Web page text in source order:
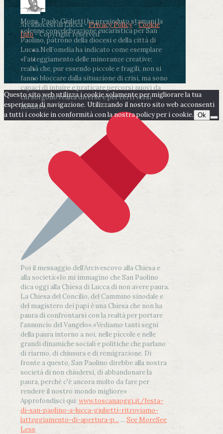
Mons. Paolo Giulietti ha presieduto stamani la
solenne concelebrazione eucaristica per San
Paolino, patrono della diocesi e della città di
Lucca.Nell’omelia ha indicato come esemplare
«l’atteggiamento delle minoranze creative:
realtà che, pur essendo piccole e fragili, non si
fanno bloccare dalla situazione di crisi, ma sono
capaci di intuire e praticare percorsi nuovi da
cui sorgono realtà diverse e per certi versi
inedite».
Poi il messaggio dell’Arcivescovo alla Chiesa e
alla società:«Io mi immagino che San Paolino
dica oggi alla Chiesa di Lucca di non avere paura.
La Chiesa del Concilio, del Cammino sinodale e
del magistero dei papi è una Chiesa che non ha
paura di confrontarsi con la realtà per portare
l'annuncio del Vangelo».«Vediamo tanti segni
della paura intorno a noi, nelle piccole e nelle
grandi dinamiche sociali e politiche che parlano
di riarmo, di chiusura e di remigrazione. Di
fronte a questo, San Paolino direbbe alla nostra
società di non chiudersi, di abbandonare la
paura, perché c'è ancora molto da fare per
rendere il nostro mondo migliore»
Approfondisci qui: www.toscanaoggi.it/festa-
di-san-paolino-a-lucca-giulietti-ritroviamo-
latteggiamento-di-apertura-p... ... See MoreSee
Less
Arcidiocesi di Lucca -Privacy Policy-Cookie
Info- Copyright reserved
Questo sito web utilizza i cookie solamente per migliorare la tua
esperienza di navigazione. Utilizzando il nostro sito web acconsenti
a tutti i cookie in conformità con la nostra policy per i cookie. Ok